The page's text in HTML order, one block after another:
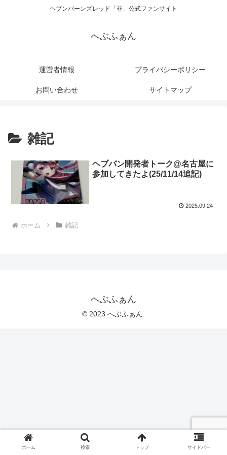
ヘブンバーンズレッド「非」公式ファンサイト
へぶふぁん
運営者情報 プライバシーポリシー
お問い合わせ サイトマップ
雑記
ヘブバン開発者トーク@名古屋に
参加してきたよ(25/11/14追記)
2025.09.24
ホーム 雑記
へぶふぁん
© 2023 へぶふぁん.
ホーム 検索 トップ サイドバー